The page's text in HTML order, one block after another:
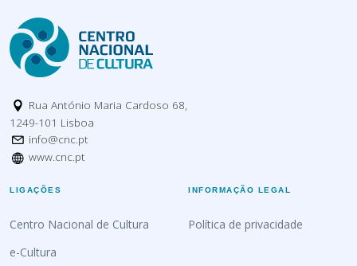
Rua António Maria Cardoso 68,
1249-101 Lisboa
info@cnc.pt
www.cnc.pt
LIGAÇÕES
Centro Nacional de Cultura
e-Cultura
INFORMAÇÃO LEGAL
Política de privacidade